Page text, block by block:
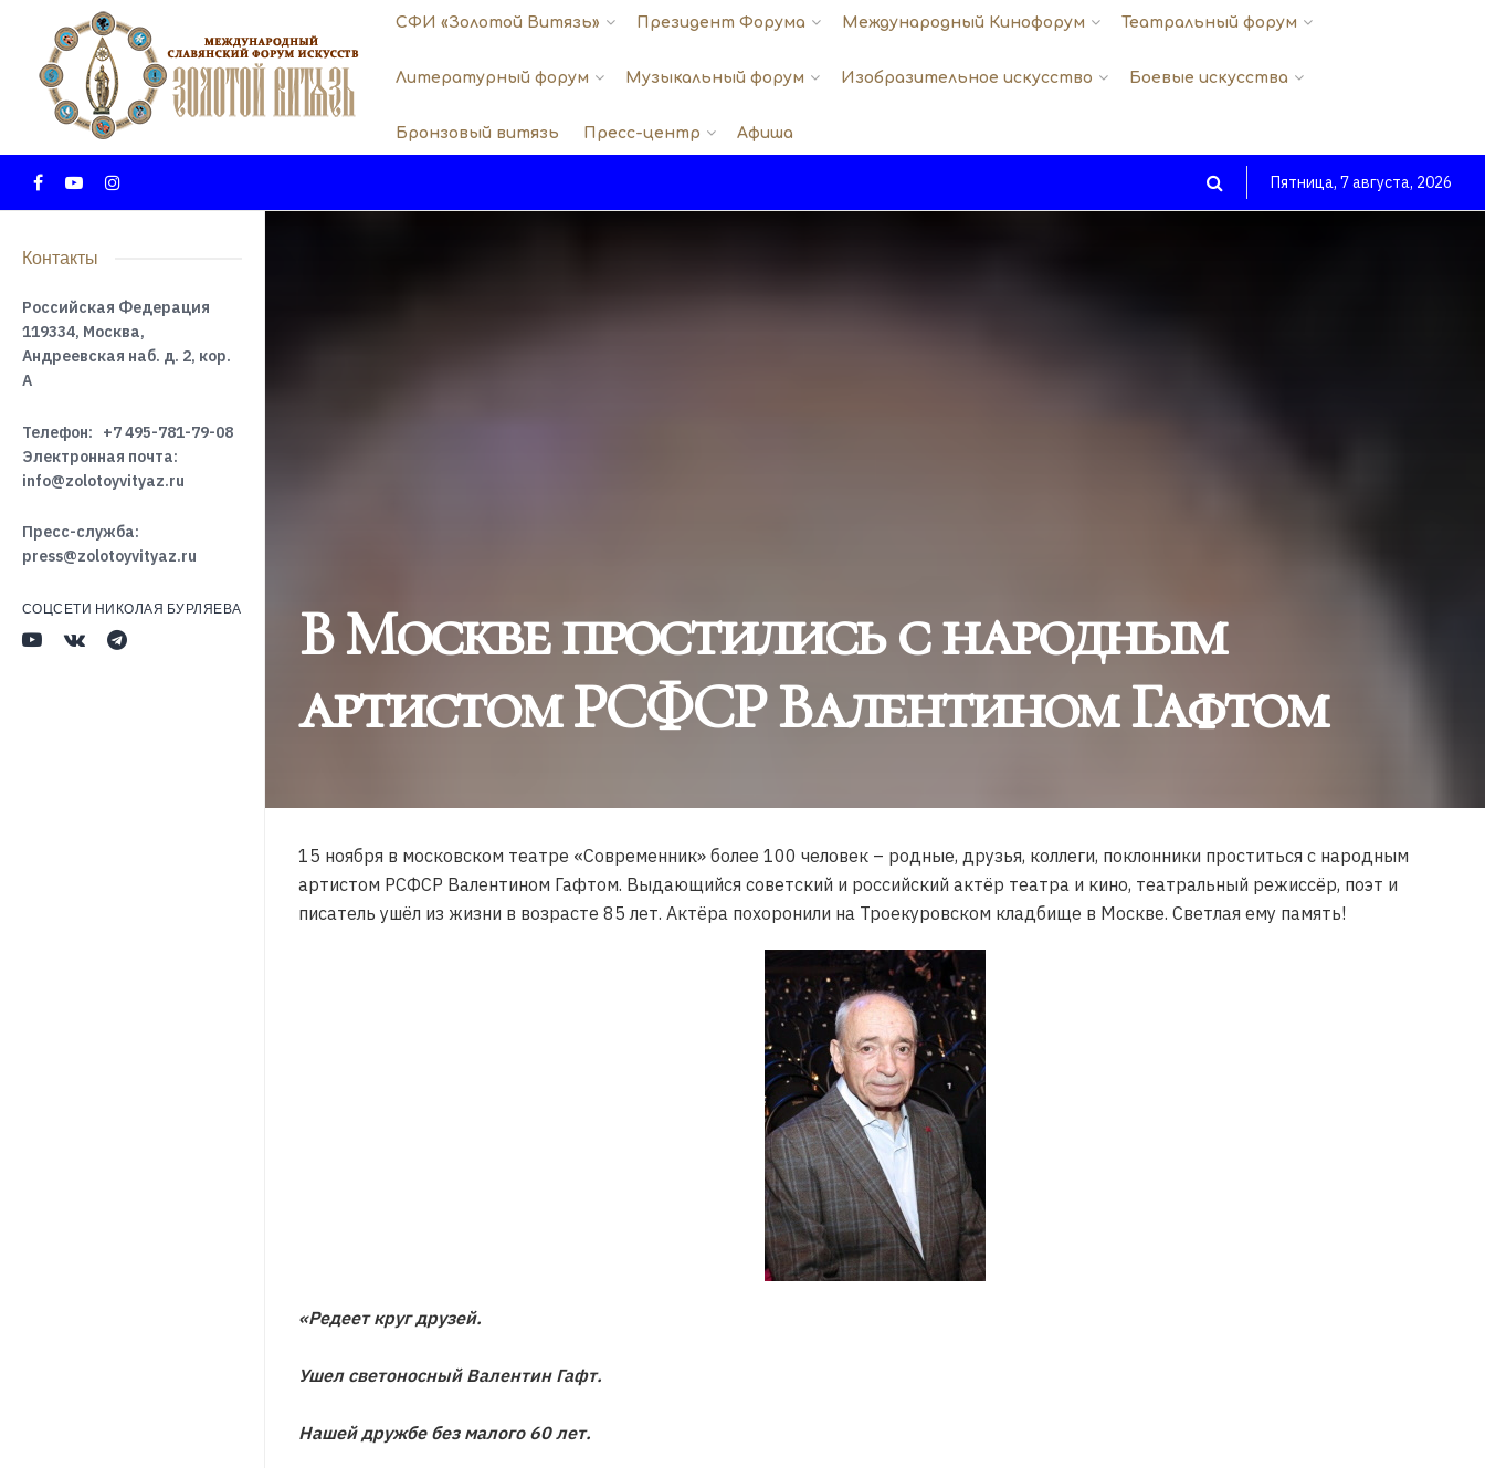
Контакты
Российская Федерация
119334, Москва,
Андреевская наб. д. 2, кор.
А
Телефон: +7 495-781-79-08
Электронная почта:
info@zolotoyvityaz.ru
Пресс-служба:
press@zolotoyvityaz.ru
СОЦСЕТИ НИКОЛАЯ БУРЛЯЕВА
СФИ «Золотой Витязь» Президент Форума Международный Кинофорум Театральный форум
Литературный форум Музыкальный форум Изобразительное искусство Боевые искусства
Бронзовый витязь Пресс-центр Афиша
Пятница, 7 августа, 2026
В Москве простились с народным
артистом РСФСР Валентином Гафтом
15 ноября в московском театре «Современник» более 100 человек – родные, друзья, коллеги, поклонники проститься с народным
артистом РСФСР Валентином Гафтом. Выдающийся советский и российский актёр театра и кино, театральный режиссёр, поэт и
писатель ушёл из жизни в возрасте 85 лет. Актёра похоронили на Троекуровском кладбище в Москве. Светлая ему память!
«Редеет круг друзей.
Ушел светоносный Валентин Гафт.
Нашей дружбе без малого 60 лет.